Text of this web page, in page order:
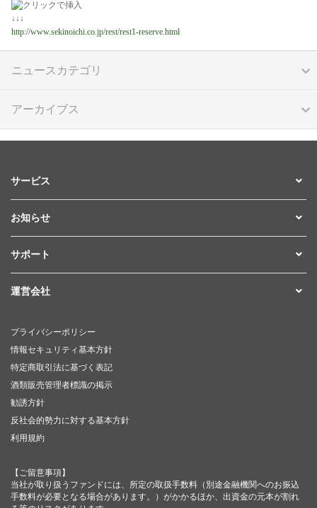
↓↓↓
http://www.sekinoichi.co.jp/rest/rest1-reserve.html
ニュースカテゴリ
アーカイブス
サービス
お知らせ
サポート
運営会社
プライバシーポリシー
情報セキュリティ基本方針
特定商取引法に基づく表記
酒類販売管理者標識の掲示
勧誘方針
反社会的勢力に対する基本方針
利用規約
【ご留意事項】
当社が取り扱うファンドには、所定の取扱手数料（別途金融機関へのお振込
手数料が必要となる場合があります。）がかかるほか、出資金の元本が割れ